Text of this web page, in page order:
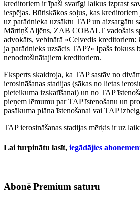
kreditoriem ir īpaši svarīgi laikus izprast
iespējas. Būtiskākos soļus, kas
uz parādnieka uzsāktu TAP un aizsargātu
Mārtiņš Aljēns, ZAB COBALT vadošais
advokāts, vebinārā «Ceļvedis kreditoriem:
ja parādnieks uzsācis TAP?» Īpašs fokuss
nenodrošinātajiem kreditoriem.
Eksperts skaidroja, ka TAP sastāv no
ierosināšanas stadijas (sākas no lietas
pieteikuma izskatīšanai) un no TAP
pieņem lēmumu par TAP īstenošanu un
pasākuma plāna īstenošanai vai TAP
TAP ierosināšanas stadijas mērķis ir uz
Lai turpinātu lasīt, iegādājies
Abonē Premium saturu